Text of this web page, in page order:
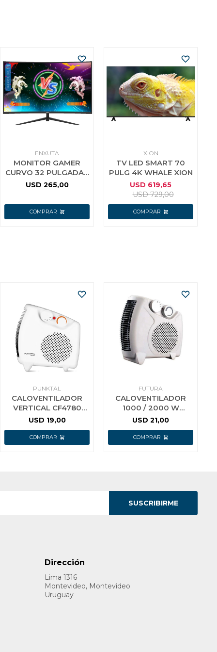
ENXUTA
MONITOR GAMER
CURVO 32 PULGADAS
FULL HD 165HZ
USD 265,00
XION
TV LED SMART 70
PULG 4K WHALE XION
USD 619,65
USD 729,00
PUNKTAL
CALOVENTILADOR
VERTICAL CF4780
1000W / 2000W
USD 19,00
FUTURA
CALOVENTILADOR
1000 / 2000 W
FUTURA F
USD 21,00
SUSCRIBIRME
Dirección
Lima 1316
Montevideo, Montevideo
Uruguay